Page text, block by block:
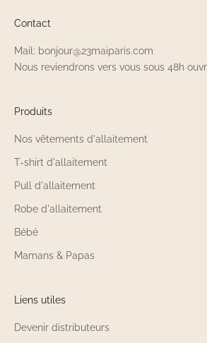
Contact
Mail: bonjour@23maiparis.com
Nous reviendrons vers vous sous 48h
Produits
Nos vêtements d'allaitement
T-shirt d'allaitement
Pull d'allaitement
Robe d'allaitement
Bébé
Mamans & Papas
Liens utiles
Devenir distributeurs